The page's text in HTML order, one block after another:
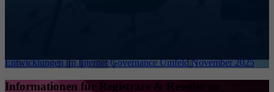
Entwicklungen im Internet Governance Umfeld November 2025
Informationen für Registrare & Reseller zu